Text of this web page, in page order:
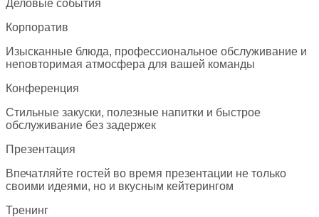
Деловые события
Корпоратив
Изысканные блюда, профессиональное обслуживание и
неповторимая атмосфера для вашей команды
Конференция
Стильные закуски, полезные напитки и быстрое
обслуживание без задержек
Презентация
Впечатляйте гостей во время презентации не только
своими идеями, но и вкусным кейтерингом
Тренинг